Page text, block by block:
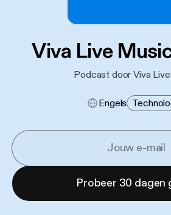
Viva Live
Podcast door Viva
Engels
Probeer 30 dagen